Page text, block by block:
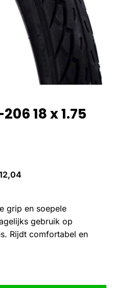
18 x 1.75
grip en soepele
gebruik op
Rijdt comfortabel en
aantal